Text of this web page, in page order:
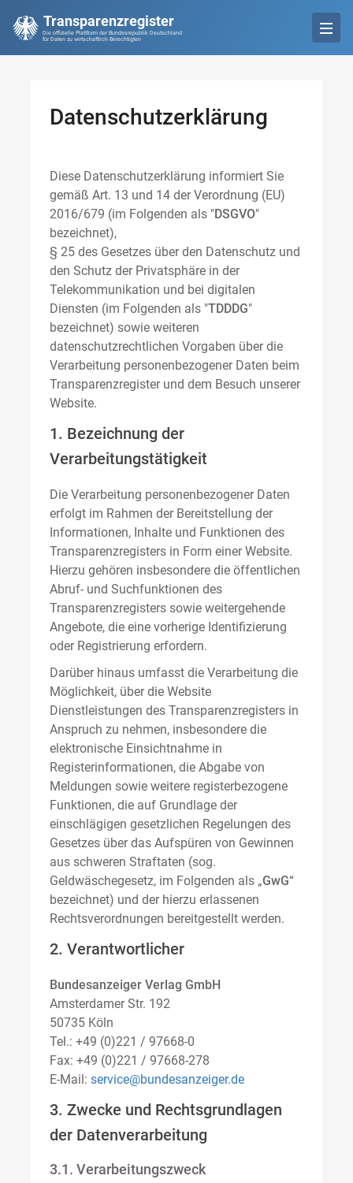
Transparenzregister
Die offizielle Plattform der Bundesrepublik Deutschland
für Daten zu wirtschaftlich Berechtigten
Datenschutzerklärung
Diese Datenschutzerklärung informiert Sie
gemäß Art. 13 und 14 der Verordnung (EU)
2016/679 (im Folgenden als "DSGVO"
bezeichnet),
§ 25 des Gesetzes über den Datenschutz und
den Schutz der Privatsphäre in der
Telekommunikation und bei digitalen
Diensten (im Folgenden als "TDDDG"
bezeichnet) sowie weiteren
datenschutzrechtlichen Vorgaben über die
Verarbeitung personenbezogener Daten beim
Transparenzregister und dem Besuch unserer
Website.
1. Bezeichnung der
Verarbeitungstätigkeit
Die Verarbeitung personenbezogener Daten
erfolgt im Rahmen der Bereitstellung der
Informationen, Inhalte und Funktionen des
Transparenzregisters in Form einer Website.
Hierzu gehören insbesondere die öffentlichen
Abruf- und Suchfunktionen des
Transparenzregisters sowie weitergehende
Angebote, die eine vorherige Identifizierung
oder Registrierung erfordern.
Darüber hinaus umfasst die Verarbeitung die
Möglichkeit, über die Website
Dienstleistungen des Transparenzregisters in
Anspruch zu nehmen, insbesondere die
elektronische Einsichtnahme in
Registerinformationen, die Abgabe von
Meldungen sowie weitere registerbezogene
Funktionen, die auf Grundlage der
einschlägigen gesetzlichen Regelungen des
Gesetzes über das Aufspüren von Gewinnen
aus schweren Straftaten (sog.
Geldwäschegesetz, im Folgenden als „GwG“
bezeichnet) und der hierzu erlassenen
Rechtsverordnungen bereitgestellt werden.
2. Verantwortlicher
Bundesanzeiger Verlag GmbH
Amsterdamer Str. 192
50735 Köln
Tel.: +49 (0)221 / 97668-0
Fax: +49 (0)221 / 97668-278
E-Mail: service@bundesanzeiger.de
3. Zwecke und Rechtsgrundlagen
der Datenverarbeitung
3.1. Verarbeitungszweck